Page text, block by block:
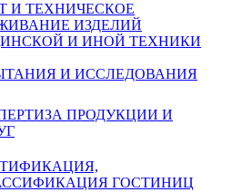
И ТЕХНИЧЕСКОЕ
ИЗДЕЛИЙ
И ИНОЙ ТЕХНИКИ
И ИССЛЕДОВАНИЯ
ПРОДУКЦИИ И
ГОСТИНИЦ